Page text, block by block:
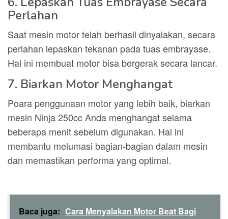
Perlahan
Saat mesin motor telah berhasil dinyalakan, secara
perlahan lepaskan tekanan pada tuas embrayase.
Hal ini membuat motor bisa bergerak secara lancar.
7. Biarkan Motor Menghangat
Poara penggunaan motor yang lebih baik, biarkan
mesin Ninja 250cc Anda menghangat selama
beberapa menit sebelum digunakan. Hal ini
membantu melumasi bagian-bagian dalam mesin
dan memastikan performa yang optimal.
Baca juga: Cara Menyalakan Motor Beat Bagi